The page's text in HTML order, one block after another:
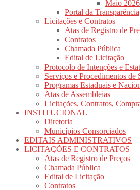
Maio 2026
Portal da Transparência
Licitações e Contratos
Atas de Registro de
Contratos
Chamada Pública
Edital de Licitação
Protocolo de Intenções e
Serviços e Procedimentos de
Programas Estaduais e
Atas de Assembleias
Licitações, Contratos,
INSTITUCIONAL
Diretoria
Municípios Consorciados
EDITAIS ADMINISTRATIVOS
LICITAÇÕES E CONTRATOS
Atas de Registro de Preços
Chamada Pública
Edital de Licitação
Contratos